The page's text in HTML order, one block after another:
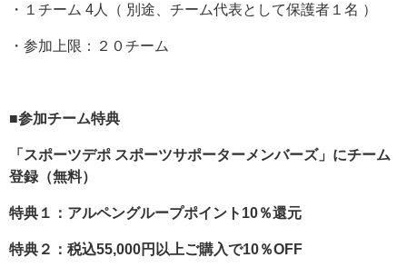
・１チーム 4人（ 別途、チーム代表として保護者１名 ）
・参加上限：２０チーム
■参加チーム特典
「スポーツデポ スポーツサポーターメンバーズ」にチーム
登録（無料）
特典１：アルペングループポイント10％還元
特典２：税込55,000円以上ご購入で10％OFF